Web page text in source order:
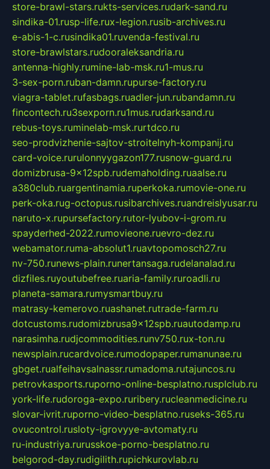
store-brawl-stars.rukts-services.rudark-sand.ru
sindika-01.rusp-life.rux-legion.rusib-archives.ru
e-abis-1-c.rusindika01.ruvenda-festival.ru
store-brawlstars.rudooraleksandria.ru
antenna-highly.rumine-lab-msk.ru1-mus.ru
3-sex-porn.ruban-damn.rupurse-factory.ru
viagra-tablet.rufasbags.ruadler-jun.rubandamn.ru
fincontech.ru3sexporn.ru1mus.rudarksand.ru
rebus-toys.ruminelab-msk.rurtdco.ru
seo-prodvizhenie-sajtov-stroitelnyh-kompanij.ru
card-voice.rurulonnyygazon177.rusnow-guard.ru
domizbrusa-9x12spb.rudemaholding.ruaalse.ru
a380club.ruargentinamia.ruperkoka.rumovie-one.ru
perk-oka.rug-octopus.rusibarchives.ruandreislyusar.ru
naruto-x.rupursefactory.rutor-lyubov-i-grom.ru
spayderhed-2022.rumovieone.ruevro-dez.ru
webamator.ruma-absolut1.ruavtopomosch27.ru
nv-750.runews-plain.runertansaga.rudelanalad.ru
dizfiles.ruyoutubefree.ruaria-family.ruroadli.ru
planeta-samara.rumysmartbuy.ru
matrasy-kemerovo.ruashanet.rutrade-farm.ru
dotcustoms.rudomizbrusa9x12spb.ruautodamp.ru
narasimha.rudjcommodities.runv750.rux-ton.ru
newsplain.rucardvoice.rumodopaper.rumanunae.ru
gbget.rualfeihavsalnassr.rumadoma.rutajuncos.ru
petrovkasports.ruporno-online-besplatno.rusplclub.ru
york-life.rudoroga-expo.ruribery.rucleanmedicine.ru
slovar-ivrit.ruporno-video-besplatno.ruseks-365.ru
ovucontrol.rusloty-igrovyye-avtomaty.ru
ru-industriya.rurusskoe-porno-besplatno.ru
belgorod-day.rudigilith.rupichkurovlab.ru